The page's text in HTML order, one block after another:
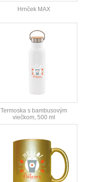
Hrnček MAX
Termoska s bambusovým
viečkom, 500 ml